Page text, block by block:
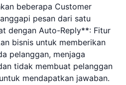
beberapa Customer
pesan dari satu
dengan Auto-Reply**: Fitur
bisnis untuk memberikan
pelanggan, menjaga
tidak membuat pelanggan
mendapatkan jawaban.